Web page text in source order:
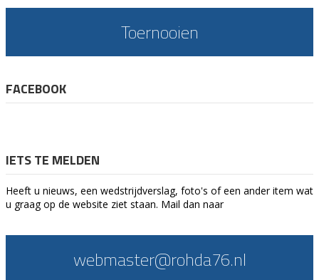
Toernooien
FACEBOOK
IETS TE MELDEN
Heeft u nieuws, een wedstrijdverslag, foto's of een ander item wat
u graag op de website ziet staan. Mail dan naar
webmaster@rohda76.nl